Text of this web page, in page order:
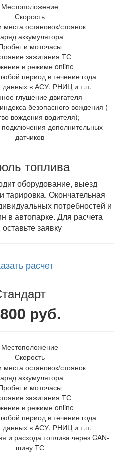
Местоположение
Скорость
остановок/стоянок
аккумулятора
и моточасы
зажигания ТС
в режиме online
период в течение года
данных в АСУ, РНИЦ и т.п.
глушение двигателя
безопасного вождения (
вождения водителя);
дополнительных
датчиков
топлива
оборудование, выезд
тарировка. Окончательная
потребностей и
в автопарке. Для расчета
заявку
расчет
руб.
Местоположение
Скорость
остановок/стоянок
аккумулятора
и моточасы
зажигания ТС
в режиме online
период в течение года
данных в АСУ, РНИЦ и т.п.
и расхода топлива через CAN-
шину ТС